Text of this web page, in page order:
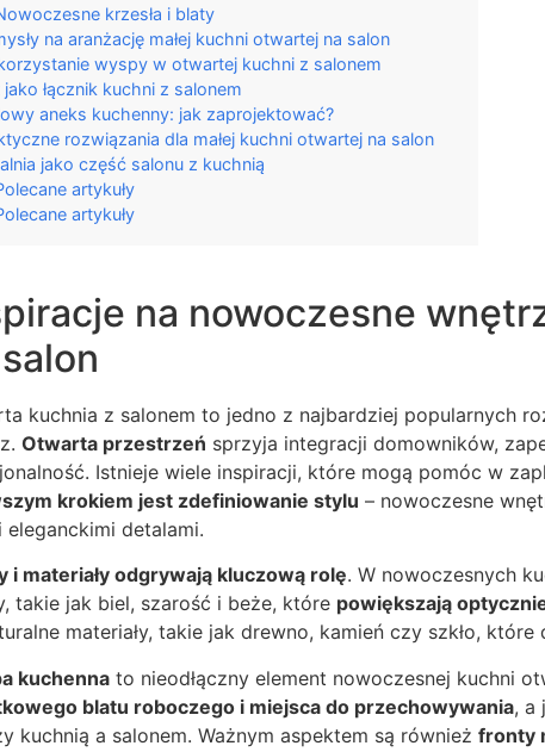
krzesła i blaty
na aranżację małej kuchni otwartej na salon
wyspy w otwartej kuchni z salonem
jako łącznik kuchni z salonem
aneks kuchenny: jak zaprojektować?
rozwiązania dla małej kuchni otwartej na salon
jako część salonu z kuchnią
artykuły
artykuły
na nowoczesne
kuchnia z salonem to jedno z najbardziej popularnych
Otwarta przestrzeń sprzyja integracji domowników,
Istnieje wiele inspiracji, które mogą pomóc w
krokiem jest zdefiniowanie stylu – nowoczesne
eleganckimi detalami.
i materiały odgrywają kluczową rolę. W nowoczesnych
takie jak biel, szarość i beże, które powiększają
materiały, takie jak drewno, kamień czy szkło,
kuchenna to nieodłączny element nowoczesnej kuchni
blatu roboczego i miejsca do przechowywania, a
kuchnią a salonem. Ważnym aspektem są również fronty